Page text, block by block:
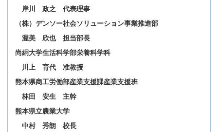
岸川 政之 代表理事
（株）デンソー社会ソリューション事業推進部
渥美 欣也 担当部長
尚絅大学生活科学部栄養科学科
川上 育代 准教授
熊本県商工労働部産業支援課産業支援班
林田 安生 主幹
熊本県立農業大学
中村 秀朗 校長